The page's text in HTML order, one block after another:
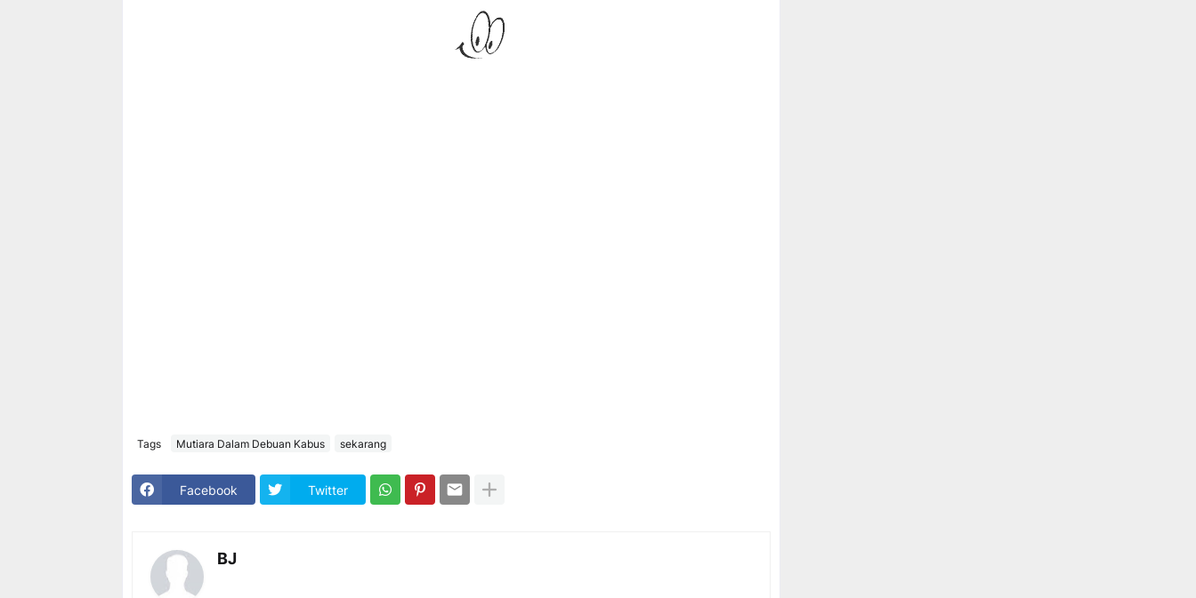
Tags Mutiara Dalam Debuan Kabus sekarang
Facebook Twitter
BJ